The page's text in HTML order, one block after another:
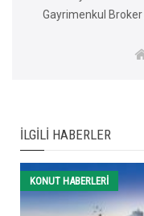
Gayrimenkul
İLGILI HABERLER
KONUT HABERLERI